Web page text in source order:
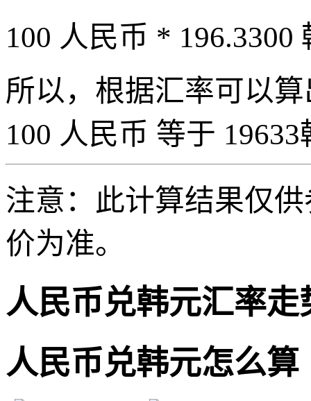
100 人民币 * 196.3300
所以，根据汇率可以
100 人民币 等于
注意：此计算结果仅
价为准。
人民币兑韩元汇率走
人民币兑韩元怎么算